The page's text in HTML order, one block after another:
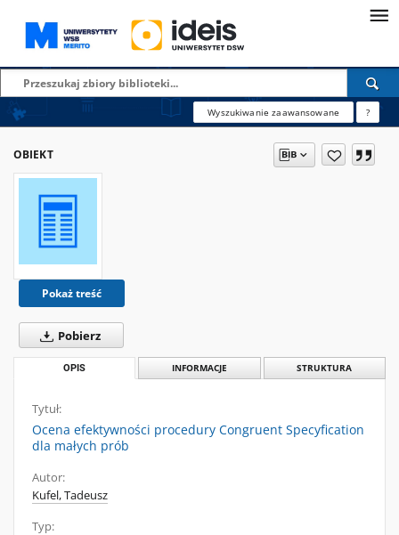
Wyszukiwanie zaawansowane ?
OBIEKT
Pokaż treść
Pobierz
OPIS INFORMACJE STRUKTURA
Tytuł:
Ocena efektywności procedury Congruent Specyfication
dla małych prób
Autor:
Kufel, Tadeusz
Typ: